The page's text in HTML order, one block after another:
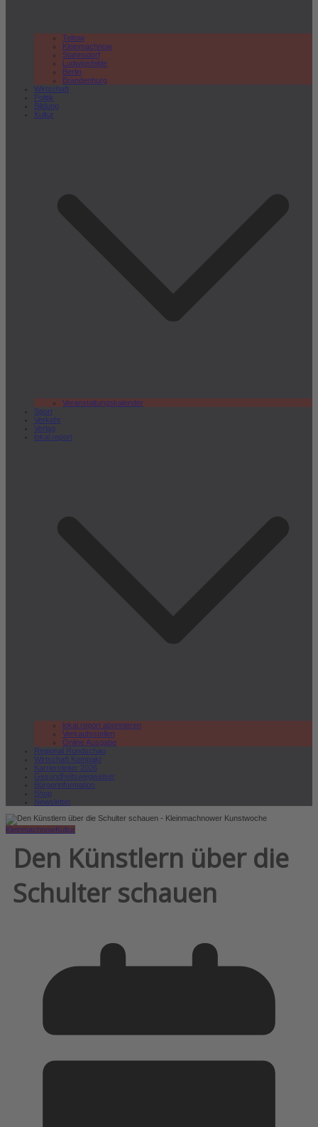
Teltow
Kleinmachnow
Stahnsdorf
Ludwigsfelde
Berlin
Brandenburg
Wirtschaft
Politik
Bildung
Kultur
Veranstaltungskalender
Sport
Verkehr
Verlag
lokal.report
lokal.report abonnieren
Verkaufsstellen
Online Ausgabe
Regional Rundschau
Wirtschaft.Kompakt
Karriereleiter 2026
Gesundheitswegweiser
Bürgerinformation
Shop
Newsletter
KleinmachnowKultur
Den Künstlern über die
Schulter schauen